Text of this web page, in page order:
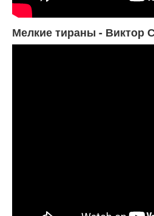
Мелкие тираны - Виктор